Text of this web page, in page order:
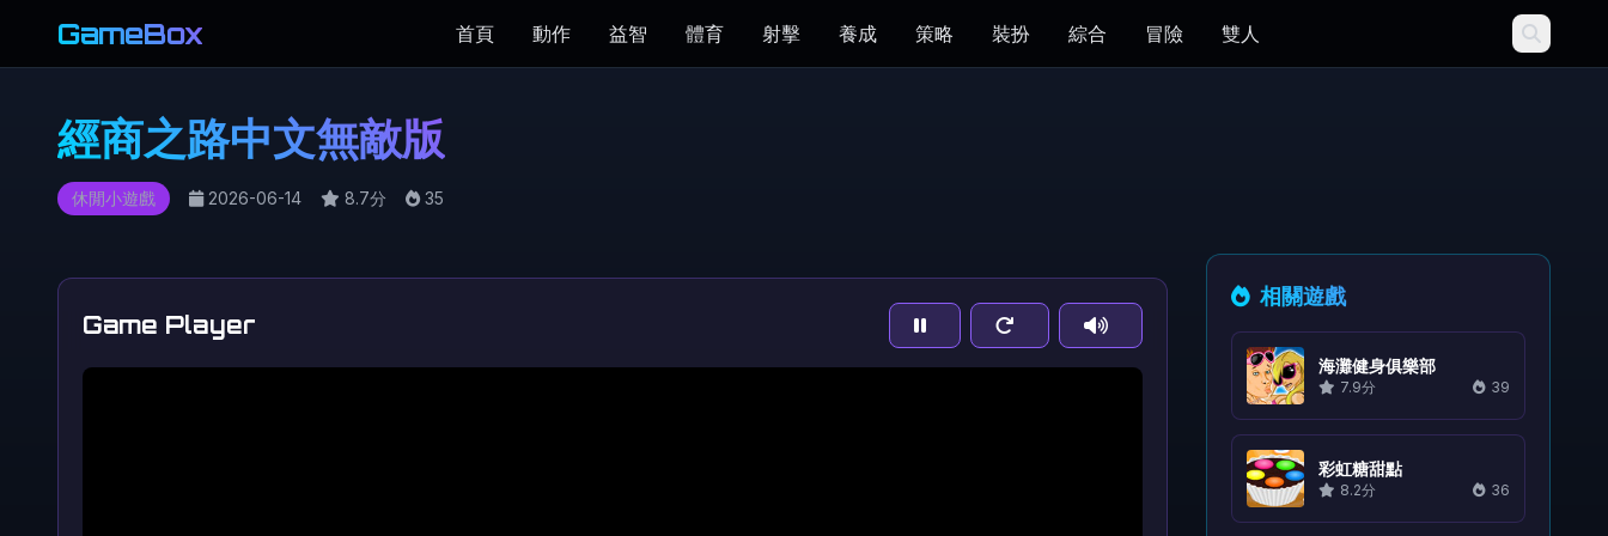
GameBox 首頁 動作 益智 體育 射擊 養成 策略 裝扮 綜合 冒險 雙人
經商之路中文無敵版
休閒小遊戲 2026-06-14 8.7分 35
Game Player
相關遊戲
海灘健身俱樂部
7.9分 39
彩虹糖甜點
8.2分 36